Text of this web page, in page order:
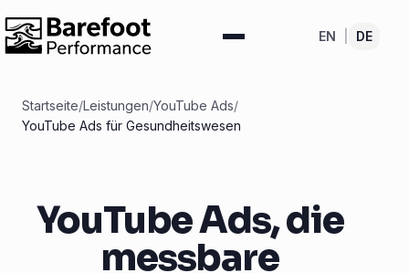
EN DE
Startseite/Leistungen/YouTube Ads/
YouTube Ads für Gesundheitswesen
YouTube Ads, die
messbare